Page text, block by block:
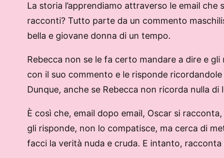
La storia l’apprendiamo attraverso le email
racconti? Tutto parte da un commento
bella e giovane donna di un tempo.
Rebecca non se le fa certo mandare a dire e
con il suo commento e le risponde
Dunque, anche se Rebecca non ricorda nulla
È così che, email dopo email, Oscar si
gli risponde, non lo compatisce, ma cerca di
facci la verità nuda e cruda. E intanto,